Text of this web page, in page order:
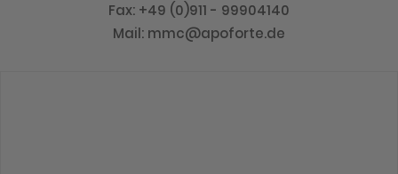
Fax: +49 (0)911 - 99904140
Mail: mmc@apoforte.de